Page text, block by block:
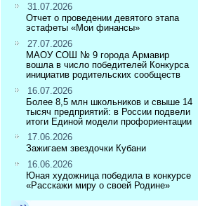
31.07.2026
Отчет о проведении девятого этапа
эстафеты «Мои финансы»
27.07.2026
МАОУ СОШ № 9 города Армавир
вошла в число победителей Конкурса
инициатив родительских сообществ
16.07.2026
Более 8,5 млн школьников и свыше 14
тысяч предприятий: в России подвели
итоги Единой модели профориентации
17.06.2026
Зажигаем звездочки Кубани
16.06.2026
Юная художница победила в конкурсе
«Расскажи миру о своей Родине»